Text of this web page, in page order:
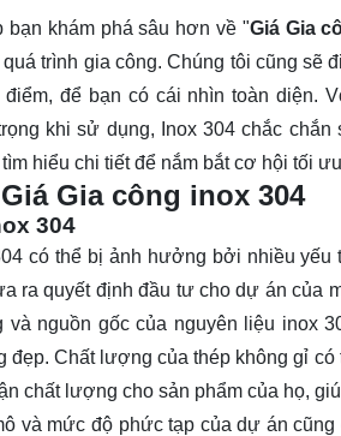
bạn khám phá sâu hơn về "Giá Gia
trình gia công. Chúng tôi cũng sẽ
để bạn có cái nhìn toàn diện.
khi sử dụng, Inox 304 chắc
hiểu chi tiết để nắm bắt cơ hội tối
Gia công inox 304
304
có thể bị ảnh hưởng bởi nhiều
ra quyết định đầu tư cho dự án của
nguồn gốc của nguyên liệu inox
đẹp. Chất lượng của thép không gỉ
chất lượng cho sản phẩm của họ,
và mức độ phức tạp của dự án